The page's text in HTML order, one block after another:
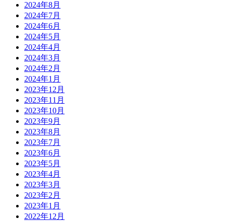
2024年8月
2024年7月
2024年6月
2024年5月
2024年4月
2024年3月
2024年2月
2024年1月
2023年12月
2023年11月
2023年10月
2023年9月
2023年8月
2023年7月
2023年6月
2023年5月
2023年4月
2023年3月
2023年2月
2023年1月
2022年12月